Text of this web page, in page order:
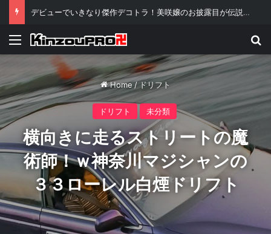
デビューでいきなり傑作デコトラ！美咲嬢のお披露目が伝説級といわれる理由ｗ
Menu
Home/ ドリフト
ドリフト 未分類
横向きに走るストリートの魔
術師！ｗ神奈川マジシャンの
３３ローレル白煙ドリフト